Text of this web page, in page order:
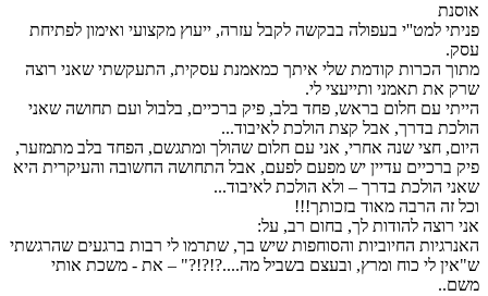
אוסנת
פניתי למט''י בעפולה בבקשה לקבל עזרה, ייעוץ מקצועי ואימון לפתיחת
עסק.
מתוך הכרות קודמת שלי איתך כמאמנת עסקית, התעקשתי שאני רוצה
שרק את תאמני ותייעצי לי.
הייתי עם חלום בראש, פחד בלב, פיק ברכיים, בלבול ועם תחושה שאני
הולכת בדרך, אבל קצת הולכת לאיבוד...
היום, חצי שנה אחרי, אני עם חלום שהולך ומתגשם, הפחד בלב מתמזער,
פיק ברכיים עדיין יש מפעם לפעם, אבל התחושה החשובה והעיקרית היא
שאני הולכת בדרך – ולא הולכת לאיבוד...
וכל זה הרבה מאוד בזכותך!!!
אני רוצה להודות לך, בחום רב, על:
האנרגיות החיוביות והסוחפות שיש בך, שתרמו לי רבות ברגעים שהרגשתי
ש"אין לי כוח ומרץ, ובעצם בשביל מה....?!?!?" – את - משכת אותי
משם..